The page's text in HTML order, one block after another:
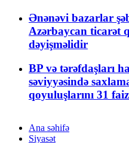
Ənənəvi bazarlar
Azərbaycan ticarət
dəyişməlidir
BP və tərəfdaşları
səviyyəsində
qoyuluşlarını 31
Ana səhifə
Siyasət